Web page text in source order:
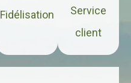
Fidélisation
Service
client